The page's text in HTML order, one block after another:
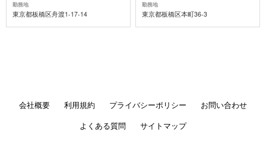
勤務地
東京都板橋区舟渡1-17-14
勤務地
東京都板橋区本町36-3
会社概要 利用規約 プライバシーポリシー
お問い合わせ
よくある質問
サイトマップ